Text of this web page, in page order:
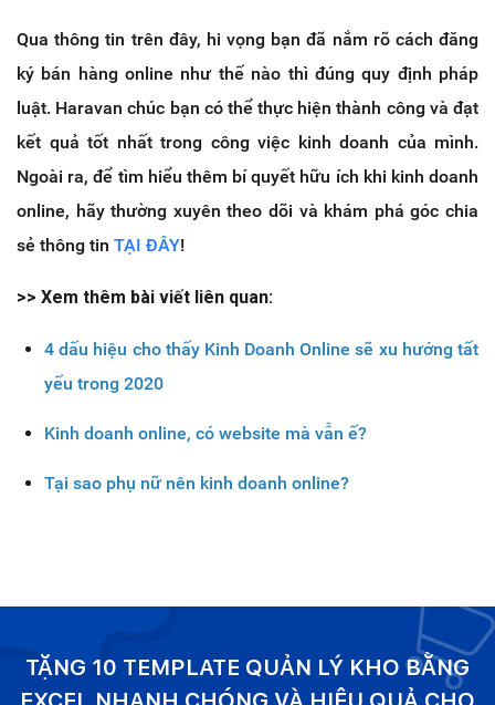
Qua thông tin trên đây, hi vọng bạn đã nắm rõ cách đăng
ký bán hàng online như thế nào thì đúng quy định pháp
luật. Haravan chúc bạn có thể thực hiện thành công và đạt
kết quả tốt nhất trong công việc kinh doanh của mình.
Ngoài ra, để tìm hiểu thêm bí quyết hữu ích khi kinh doanh
online, hãy thường xuyên theo dõi và khám phá góc chia
sẻ thông tin TẠI ĐÂY!
>> Xem thêm bài viết liên quan:
4 dấu hiệu cho thấy Kinh Doanh Online sẽ xu hướng tất
yếu trong 2020
Kinh doanh online, có website mà vẫn ế?
Tại sao phụ nữ nên kinh doanh online?
TẶNG 10 TEMPLATE QUẢN LÝ KHO BẰNG